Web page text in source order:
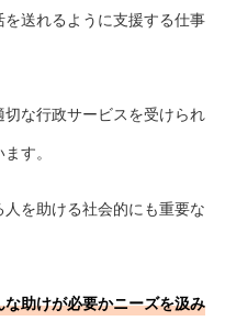
送れるように支援する仕事
な行政サービスを受けられ
す。
を助ける社会的にも重要な
助けが必要かニーズを汲み